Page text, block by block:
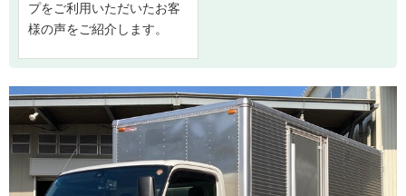
プをご利用いただいたお客
様の声をご紹介します。